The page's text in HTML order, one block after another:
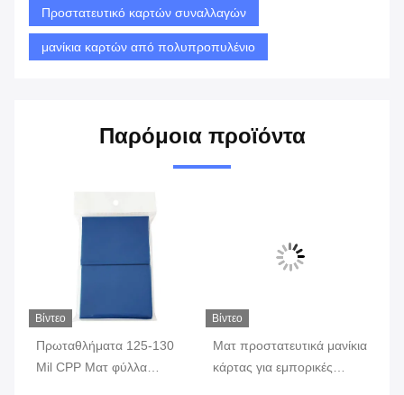
Προστατευτικό καρτών συναλλαγών
μανίκια καρτών από πολυπροπυλένιο
Παρόμοια προϊόντα
Βίντεο
Πρωταθλήματα 125-130
Mil CPP Ματ φύλλα
Βίντεο
Ματ προστατευτικά μανίκια
κάρτας για εμπορικές